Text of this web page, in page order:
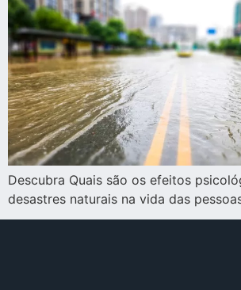
Descubra Quais são os efeitos
desastres naturais na vida das